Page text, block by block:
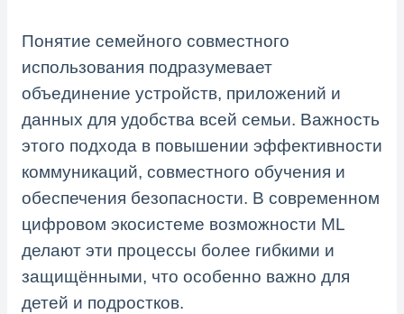
Понятие семейного совместного
использования подразумевает
объединение устройств, приложений и
данных для удобства всей семьи. Важность
этого подхода в повышении эффективности
коммуникаций, совместного обучения и
обеспечения безопасности. В современном
цифровом экосистеме возможности ML
делают эти процессы более гибкими и
защищёнными, что особенно важно для
детей и подростков.